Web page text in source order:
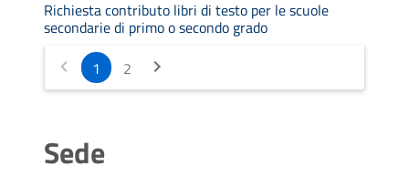
Richiesta contributo libri di testo per le scuole
secondarie di primo o secondo grado
1
2
Sede